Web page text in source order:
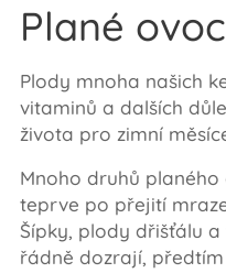
Plané
Plody mnoha našich
vitaminů a dalších
života pro zimní
Mnoho druhů
teprve po přejití
Šípky, plody dřišťálu
řádně dozrají,